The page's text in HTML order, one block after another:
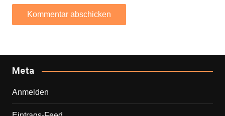
Meta
Anmelden